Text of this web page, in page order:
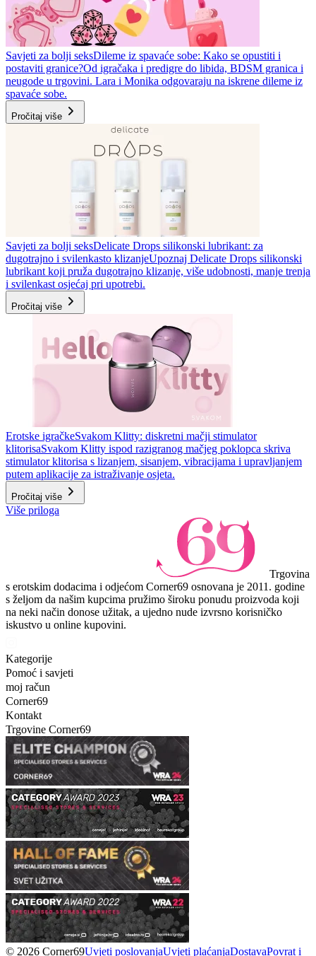
Savjeti za bolji seksDileme iz spavaće sobe: Kako se opustiti i
postaviti granice?Od igračaka i predigre do libida, BDSM granica i
neugode u trgovini. Lara i Monika odgovaraju na iskrene dileme iz
spavaće sobe.
Pročitaj više
Savjeti za bolji seksDelicate Drops silikonski lubrikant: za
dugotrajno i svilenkasto klizanjeUpoznaj Delicate Drops silikonski
lubrikant koji pruža dugotrajno klizanje, više udobnosti, manje trenja
i svilenkast osjećaj pri upotrebi.
Pročitaj više
Erotske igračkeSvakom Klitty: diskretni mačji stimulator
klitorisaSvakom Klitty ispod razigranog mačjeg poklopca skriva
stimulator klitorisa s lizanjem, sisanjem, vibracijama i upravljanjem
putem aplikacije za istraživanje osjeta.
Pročitaj više
Više priloga
Trgovina
s erotskim dodacima i odjećom Corner69 osnovana je 2011. godine
s željom da našim kupcima pružimo široku ponudu proizvoda koji
na neki način donose užitak, a ujedno nude izvrsno korisničko
iskustvo u online kupovini.
Kategorije
Pomoć i savjeti
moj račun
Corner69
Kontakt
Trgovine Corner69
© 2026 Corner69Uvjeti poslovanjaUvjeti plaćanjaDostavaPovrat i